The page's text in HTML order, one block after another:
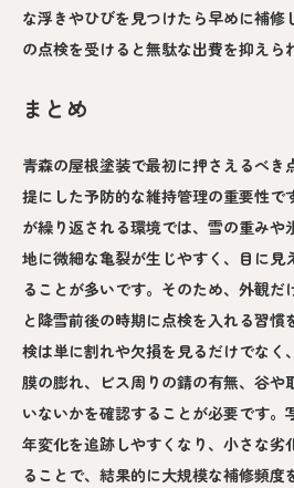
な浮きやひびを見つけたら早めに補修
の点検を受けると無駄な出費を抑えら
まとめ
青森の屋根塗装で最初に押さえるべき
提にした予防的な維持管理の重要性で
が繰り返される環境では、雪の重みや
地に微細な亀裂が生じやすく、目に見
ることが多いです。そのため、外観
と降雪前後の時期に点検を入れる習慣
検は単に割れや欠損を見るだけでなく
膜の膨れ、ビス周りの錆の有無、谷や
いないかを確認することが必要です。
年変化を追跡しやすくなり、小さな劣
ることで、結果的に大規模な補修頻